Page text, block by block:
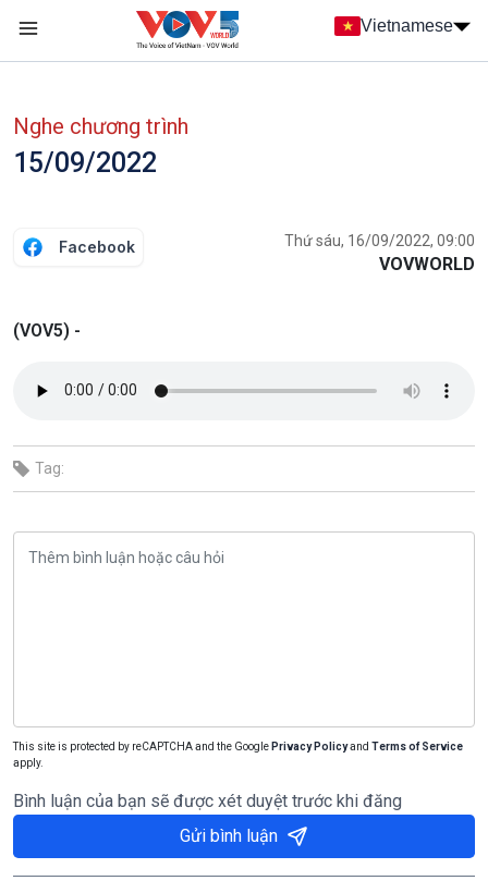
Nhảy đến nội dung
Vietnamese
Nghe chương trình
15/09/2022
Facebook Thứ sáu, 16/09/2022, 09:00
VOVWORLD
(VOV5) -
Tag:
This site is protected by reCAPTCHA and the Google Privacy Policyand Terms of Service
apply.
Bình luận của bạn sẽ được xét duyệt trước khi đăng
Gửi bình luận